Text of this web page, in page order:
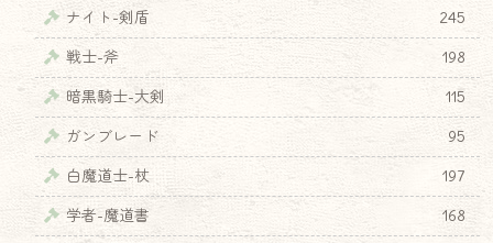
ナイト-剣盾
245
戦士-斧
198
暗黒騎士-大剣
115
ガンブレード
95
白魔道士-杖
197
学者-魔道書
168